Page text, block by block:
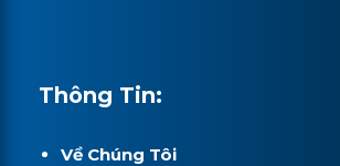
Thông Tin:
Về Chúng Tôi